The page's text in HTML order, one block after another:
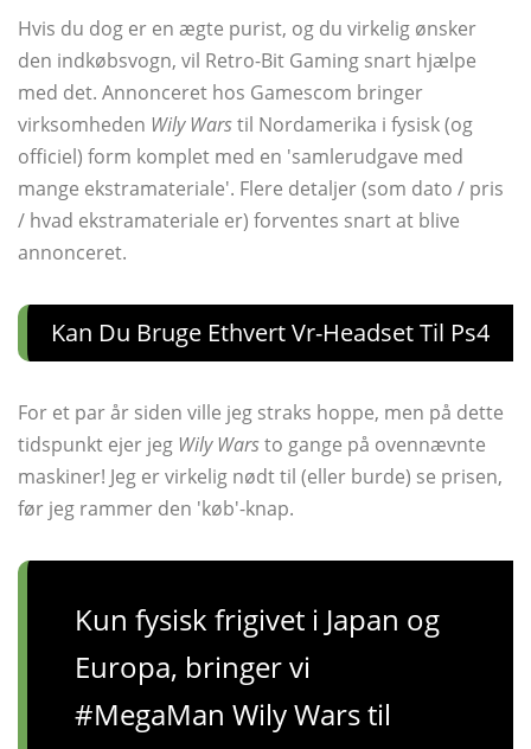
Hvis du dog er en ægte purist, og du virkelig ønsker
den indkøbsvogn, vil Retro-Bit Gaming snart hjælpe
med det. Annonceret hos Gamescom bringer
virksomheden Wily Warstil Nordamerika i fysisk (og
officiel) form komplet med en 'samlerudgave med
mange ekstramateriale'. Flere detaljer (som dato / pris
/ hvad ekstramateriale er) forventes snart at blive
annonceret.
Kan Du Bruge Ethvert Vr-Headset Til Ps4
For et par år siden ville jeg straks hoppe, men på dette
tidspunkt ejer jeg Wily Warsto gange på ovennævnte
maskiner! Jeg er virkelig nødt til (eller burde) se prisen,
før jeg rammer den 'køb'-knap.
Kun fysisk frigivet i Japan og
Europa, bringer vi
#MegaMan Wily Wars til